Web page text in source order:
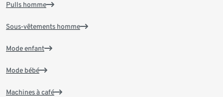
Pulls homme
Sous-vêtements homme
Mode enfant
Mode bébé
Machines à café